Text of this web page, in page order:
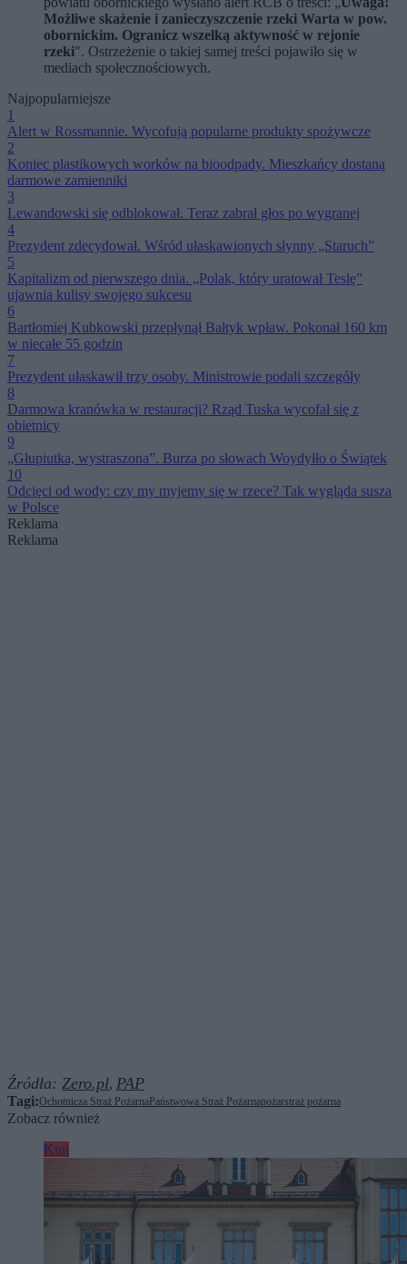
Możliwe skażenie i zanieczyszczenie rzeki Warta w pow.
obornickim. Ogranicz wszelką aktywność w rejonie
rzeki". Ostrzeżenie o takiej samej treści pojawiło się w
mediach społecznościowych.
Najpopularniejsze
1
Alert w Rossmannie. Wycofują popularne produkty spożywcze
2
Koniec plastikowych worków na bioodpady. Mieszkańcy dostaną
darmowe zamienniki
3
Lewandowski się odblokował. Teraz zabrał głos po wygranej
4
Prezydent zdecydował. Wśród ułaskawionych słynny „Staruch”
5
Kapitalizm od pierwszego dnia. „Polak, który uratował Teslę”
ujawnia kulisy swojego sukcesu
6
Bartłomiej Kubkowski przepłynął Bałtyk wpław. Pokonał 160 km
w niecałe 55 godzin
7
Prezydent ułaskawił trzy osoby. Ministrowie podali szczegóły
8
Darmowa kranówka w restauracji? Rząd Tuska wycofał się z
obietnicy
9
„Głupiutka, wystraszona”. Burza po słowach Woydyłło o Świątek
10
Odcięci od wody: czy my myjemy się w rzece? Tak wygląda susza
w Polsce
Reklama
Reklama
Źródła: Zero.pl, PAP
Tagi:Ochotnicza Straż Pożarna Państwowa Straż Pożarnapożarstraż pożarna
Zobacz również
Kraj